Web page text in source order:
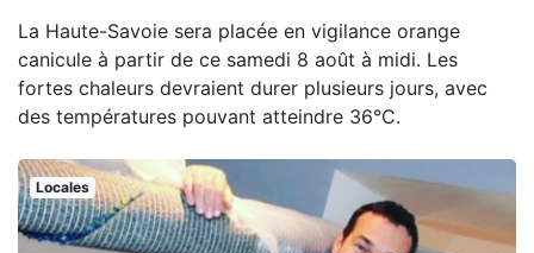
La Haute-Savoie sera placée en vigilance orange
canicule à partir de ce samedi 8 août à midi. Les
fortes chaleurs devraient durer plusieurs jours, avec
des températures pouvant atteindre 36°C.
Locales